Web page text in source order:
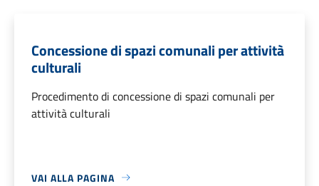
Concessione di spazi comunali per attività
culturali
Procedimento di concessione di spazi comunali per
attività culturali
VAI ALLA PAGINA